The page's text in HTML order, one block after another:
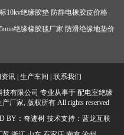
10kv绝缘胶垫 防静电橡胶皮价格
5mm绝缘橡胶毯厂家 防滑绝缘地垫价
讯 生产车间
联系我们
技有限公司 专业从事于 配电室绝缘
产厂家, 版权所有 All rights reserved
BY： 奇迹树技术支持： 蓝龙互联